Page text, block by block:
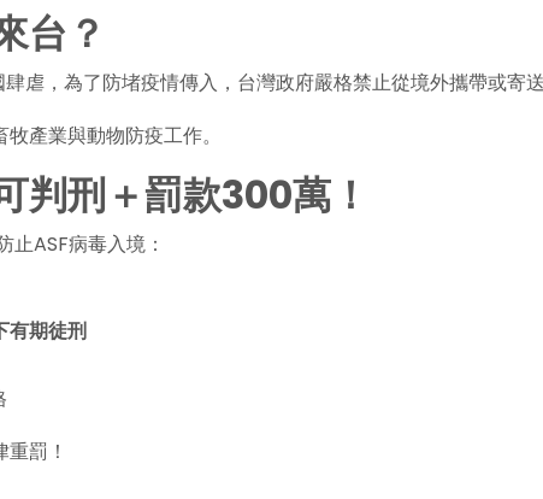
台？
虐，為了防堵疫情傳入，台灣政府嚴格禁止從境外攜帶或寄
產業與動物防疫工作。
判刑＋罰款300萬！
ASF病毒入境：
有期徒刑
罰！